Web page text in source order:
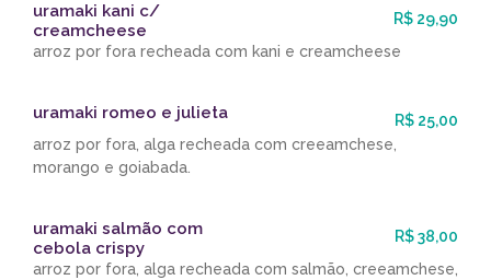
uramaki kani c/
creamcheese
R$ 29,90
arroz por fora recheada com kani e creamcheese
uramaki romeo e julieta
R$ 25,00
arroz por fora, alga recheada com creeamchese,
morango e goiabada.
uramaki salmão com
cebola crispy
R$ 38,00
arroz por fora, alga recheada com salmão, creeamchese,